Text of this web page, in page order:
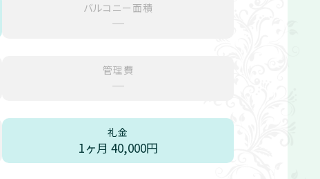
バルコニー面積
─
管理費
─
礼金
1ヶ月 40,000円